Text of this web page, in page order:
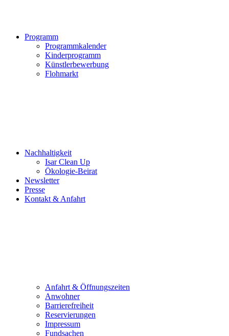
Programm
Programmkalender
Kinderprogramm
Künstlerbewerbung
Flohmarkt
Nachhaltigkeit
Isar Clean Up
Ökologie-Beirat
Newsletter
Presse
Kontakt & Anfahrt
Anfahrt & Öffnungszeiten
Anwohner
Barrierefreiheit
Reservierungen
Impressum
Fundsachen